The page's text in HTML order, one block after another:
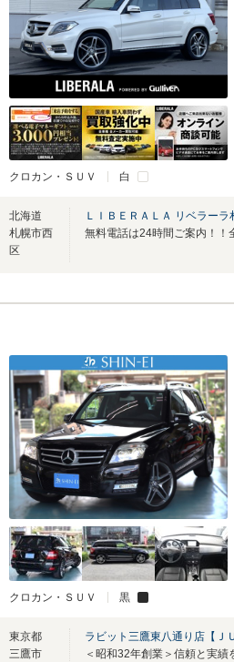
クロカン・ＳＵＶ 白
北海道
札幌市西
区
ＬＩＢＥＲＡＬＡ リベラーラ
クロカン・ＳＵＶ 黒
東京都
三鷹市
ラビット三鷹東八通り店【Ｊ